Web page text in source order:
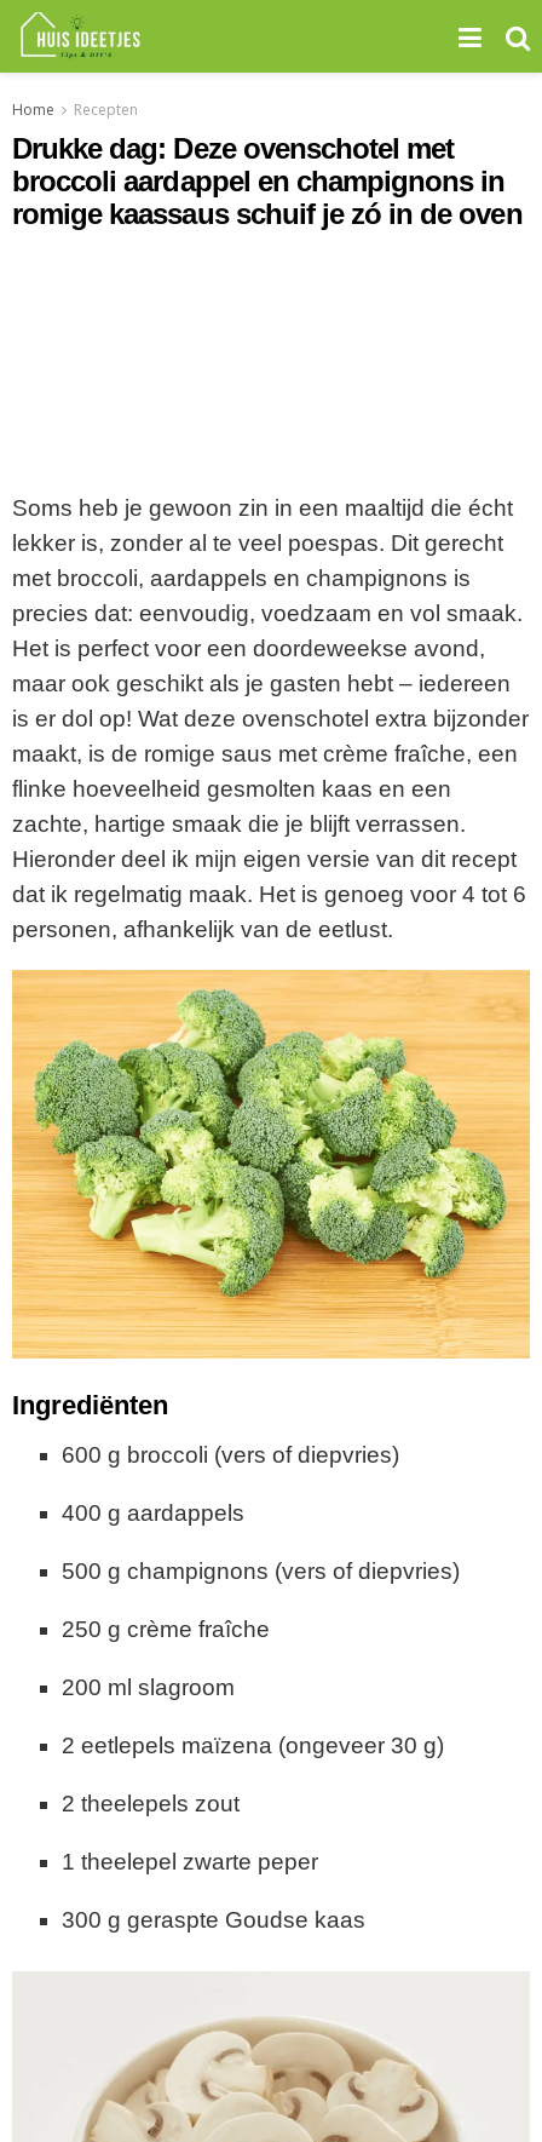
Home Recepten
Drukke dag: Deze ovenschotel met
broccoli aardappel en champignons in
romige kaassaus schuif je zó in de oven
Soms heb je gewoon zin in een maaltijd die écht
lekker is, zonder al te veel poespas. Dit gerecht
met broccoli, aardappels en champignons is
precies dat: eenvoudig, voedzaam en vol smaak.
Het is perfect voor een doordeweekse avond,
maar ook geschikt als je gasten hebt – iedereen
is er dol op! Wat deze ovenschotel extra bijzonder
maakt, is de romige saus met crème fraîche, een
flinke hoeveelheid gesmolten kaas en een
zachte, hartige smaak die je blijft verrassen.
Hieronder deel ik mijn eigen versie van dit recept
dat ik regelmatig maak. Het is genoeg voor 4 tot 6
personen, afhankelijk van de eetlust.
Ingrediënten
600 g broccoli (vers of diepvries)
400 g aardappels
500 g champignons (vers of diepvries)
250 g crème fraîche
200 ml slagroom
2 eetlepels maïzena (ongeveer 30 g)
2 theelepels zout
1 theelepel zwarte peper
300 g geraspte Goudse kaas